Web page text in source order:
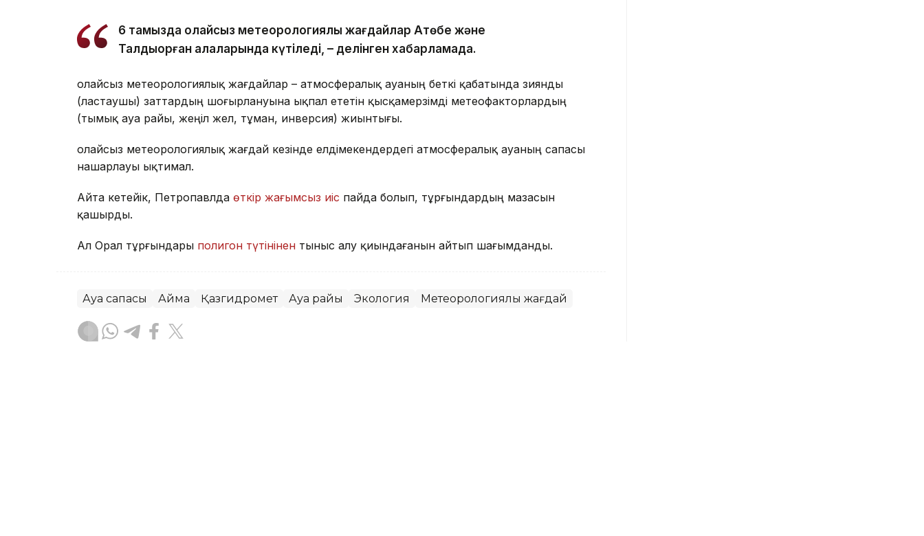
6 тамызда қолайсыз метеорологиялық жағдайлар Ақтөбе және
Талдықорған қалаларында күтіледі, – делінген хабарламада.
Қолайсыз метеорологиялық жағдайлар – атмосфералық ауаның беткі қабатында зиянды
(ластаушы) заттардың шоғырлануына ықпал ететін қысқамерзімді метеофакторлардың
(тымық ауа райы, жеңіл жел, тұман, инверсия) жиынтығы.
Қолайсыз метеорологиялық жағдай кезінде елдімекендердегі атмосфералық ауаның сапасы
нашарлауы ықтимал.
Айта кетейік, Петропавлда өткір жағымсыз иіс пайда болып, тұрғындардың мазасын
қашырды.
Ал Орал тұрғындары полигон түтінінен тыныс алу қиындағанын айтып шағымданды.
Ауа сапасы Аймақ Қазгидромет Ауа райы Экология Метеорологиялық жағдай